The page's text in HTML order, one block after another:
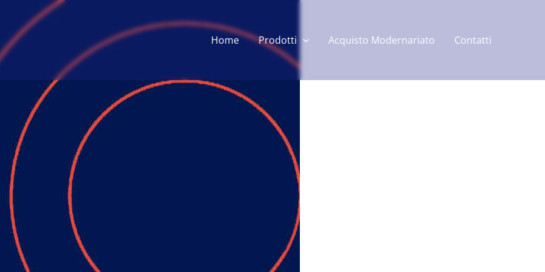
Home Prodotti Acquisto Modernariato Contatti